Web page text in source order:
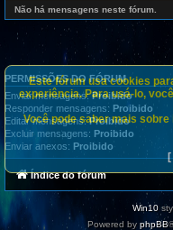
Não há mensagens neste fórum.
PERMISSÕES DO FÓRUM
Enviar mensagens:Proibido
Responder mensagens: Proibido
Editar mensagens:Proibido
Excluir mensagens: Proibido
Enviar anexos: Proibido
Este fórum usa cookies
experiência. Para usá-lo,
Você pode saber mais
[
Índice do fórum
Win10
Powered by phpBB